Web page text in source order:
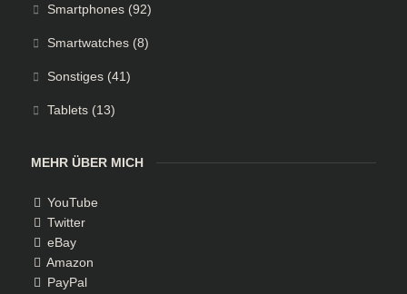
Smartphones(92)
Smartwatches(8)
Sonstiges(41)
Tablets(13)
MEHR ÜBER MICH
YouTube
Twitter
eBay
Amazon
PayPal